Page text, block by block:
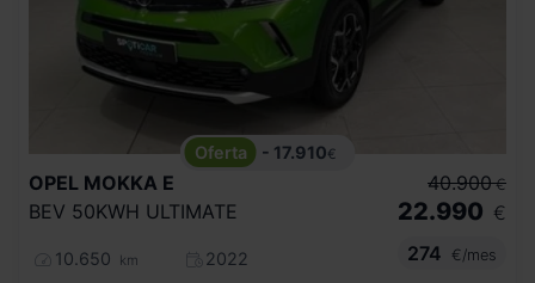
- 17.910€
OPEL MOKKA E
BEV 50KWH ULTIMATE
10.650 km
2022
40.900 €
22.990 €
274
€/mes